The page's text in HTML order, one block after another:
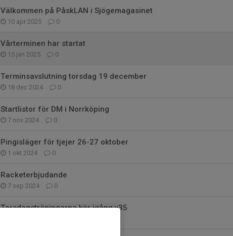
Välkommen på PåskLAN i Sjögemagasinet
10 apr 2025 0
Vårterminen har startat
15 jan 2025 0
Terminsavslutning torsdag 19 december
18 dec 2024 0
Startlistor för DM i Norrköping
7 nov 2024 0
Pingisläger för tjejer 26-27 oktober
1 okt 2024 0
Racketerbjudande
7 sep 2024 0
Torsdagsträningarna kör igång v35